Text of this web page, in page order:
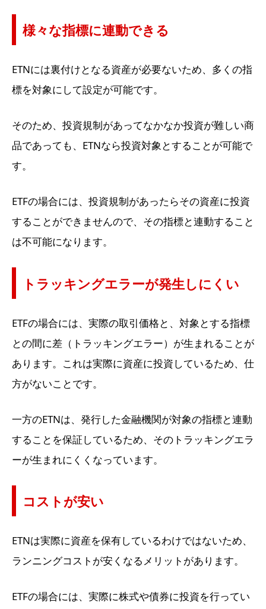
様々な指標に連動できる
ETNには裏付けとなる資産が必要ないため、多くの指
標を対象にして設定が可能です。
そのため、投資規制があってなかなか投資が難しい商
品であっても、ETNなら投資対象とすることが可能で
す。
ETFの場合には、投資規制があったらその資産に投資
することができませんので、その指標と連動すること
は不可能になります。
トラッキングエラーが発生しにくい
ETFの場合には、実際の取引価格と、対象とする指標
との間に差（トラッキングエラー）が生まれることが
あります。これは実際に資産に投資しているため、仕
方がないことです。
一方のETNは、発行した金融機関が対象の指標と連動
することを保証しているため、そのトラッキングエラ
ーが生まれにくくなっています。
コストが安い
ETNは実際に資産を保有しているわけではないため、
ランニングコストが安くなるメリットがあります。
ETFの場合には、実際に株式や債券に投資を行ってい